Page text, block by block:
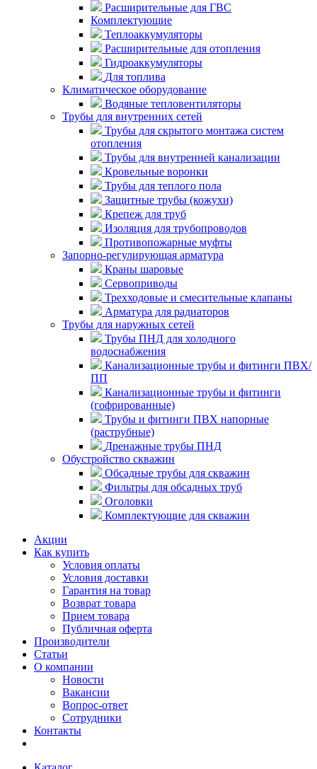
Расширительные для ГВС
Комплектующие
Теплоаккумуляторы
Расширительные для отопления
Гидроаккумуляторы
Для топлива
Климатическое оборудование
Водяные тепловентиляторы
Трубы для внутренних сетей
Трубы для скрытого монтажа систем
отопления
Трубы для внутренней канализации
Кровельные воронки
Трубы для теплого пола
Защитные трубы (кожухи)
Крепеж для труб
Изоляция для трубопроводов
Противопожарные муфты
Запорно-регулирующая арматура
Краны шаровые
Сервоприводы
Трехходовые и смесительные клапаны
Арматура для радиаторов
Трубы для наружных сетей
Трубы ПНД для холодного
водоснабжения
Канализационные трубы и фитинги ПВХ/
ПП
Канализационные трубы и фитинги
(гофрированные)
Трубы и фитинги ПВХ напорные
(раструбные)
Дренажные трубы ПНД
Обустройство скважин
Обсадные трубы для скважин
Фильтры для обсадных труб
Оголовки
Комплектующие для скважин
Акции
Как купить
Условия оплаты
Условия доставки
Гарантия на товар
Возврат товара
Прием товара
Публичная оферта
Производители
Статьи
О компании
Новости
Вакансии
Вопрос-ответ
Сотрудники
Контакты